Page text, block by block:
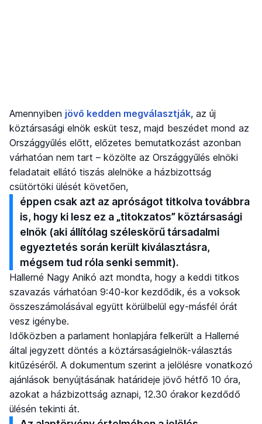
Amennyiben jövő kedden megválasztják, az új
köztársasági elnök esküt tesz, majd beszédet mond az
Országgyűlés előtt, előzetes bemutatkozást azonban
várhatóan nem tart – közölte az Országgyűlés elnöki
feladatait ellátó tiszás alelnöke a házbizottság
csütörtöki ülését követően,
éppen csak azt az apróságot titkolva továbbra
is, hogy ki lesz ez a „titokzatos” köztársasági
elnök (aki állítólag széleskörű társadalmi
egyeztetés során került kiválasztásra,
mégsem tud róla senki semmit).
Hallerné Nagy Anikó azt mondta, hogy a keddi titkos
szavazás várhatóan 9:40-kor kezdődik, és a voksok
összeszámolásával együtt körülbelül egy-másfél órát
vesz igénybe.
Időközben a parlament honlapjára felkerült a Hallerné
által jegyzett döntés a köztársaságielnök-választás
kitűzéséről. A dokumentum szerint a jelölésre vonatkozó
ajánlások benyújtásának határideje jövő hétfő 10 óra,
azokat a házbizottság aznapi, 12.30 órakor kezdődő
ülésén tekinti át.